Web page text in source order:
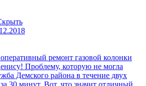
ремонт газовой колонки
Проблему, которую не могла
Демского района в течение двух